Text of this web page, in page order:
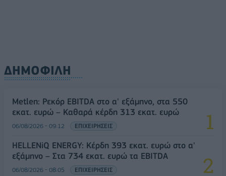
ΔΗΜΟΦΙΛΗ
Metlen: Ρεκόρ EBITDA στο α' εξάμηνο, στα 550
εκατ. ευρώ – Καθαρά κέρδη 313 εκατ. ευρώ
06/08/2026 - 09:12 ΕΠΙΧΕΙΡΗΣΕΙΣ
HELLENiQ ENERGY: Κέρδη 393 εκατ. ευρώ στο α'
εξάμηνο – Στα 734 εκατ. ευρώ τα EBITDA
06/08/2026 - 08:05 ΕΠΙΧΕΙΡΗΣΕΙΣ